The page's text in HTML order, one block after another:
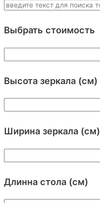
Выбрать стоимость
Высота зеркала (см)
Ширина зеркала (см)
Длинна стола (см)